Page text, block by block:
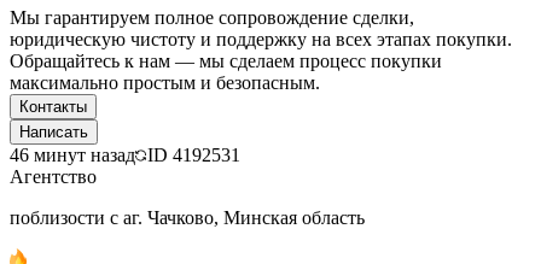
Мы гарантируем полное сопровождение сделки,
юридическую чистоту и поддержку на всех этапах покупки.
Обращайтесь к нам — мы сделаем процесс покупки
максимально простым и безопасным.
Контакты
Написать
46 минут назад ID 4192531
Агентство
поблизости с аг. Чачково, Минская область